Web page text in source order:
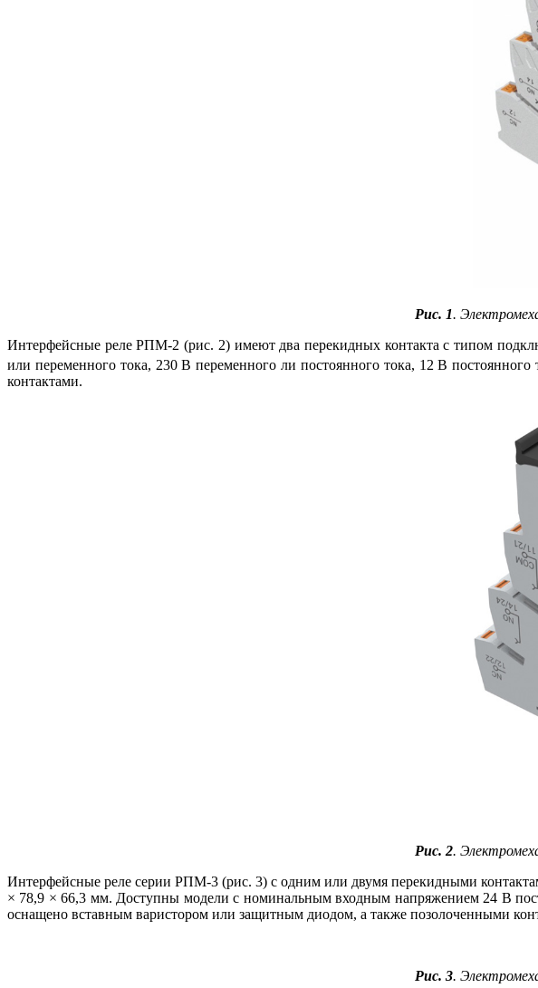
Рис. 1.
Интерфейсные реле РПМ‑2 (рис. 2) имеют два перекидных контакта с типом
или переменного то­ка, 230 В переменного ли постоянного то­ка, 12 В
контактами.
Рис. 2.
Интерфейсные реле серии РПМ‑3 (рис. 3) с одним или двумя перекидными
× 78,9 × 66,3 мм. Доступны модели с номинальным входным напряжением 24 В
оснащено вставным варистором или защитным диодом, а также позолоченными
Рис. 3.